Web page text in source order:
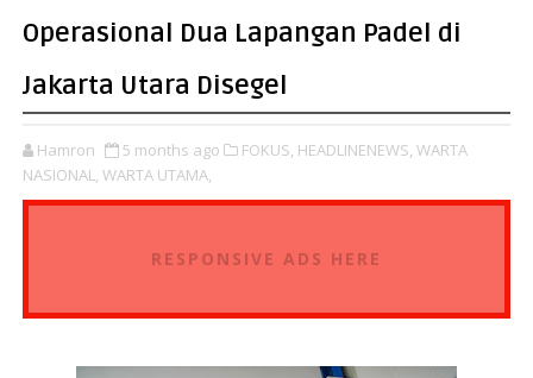
Operasional Dua Lapangan Padel di
Jakarta Utara Disegel
Hamron 5 months ago FOKUS, HEADLINENEWS, WARTA
NASIONAL, WARTA UTAMA,
RESPONSIVE ADS HERE